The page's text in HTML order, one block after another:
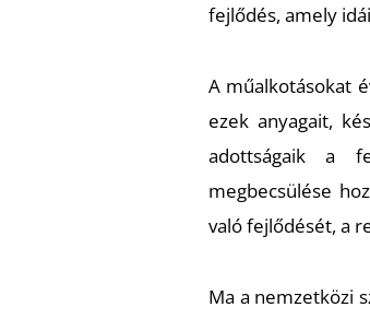
fejlődés, amely
A műalkotásokat
ezek anyagait,
adottságaik a
megbecsülése
való fejlődését, a
Ma a nemzetközi